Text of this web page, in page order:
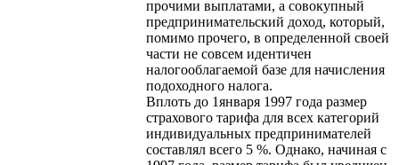
прочими выплатами, а совокупный
предпринимательский доход, который,
помимо прочего, в определенной своей
части не совсем идентичен
налогооблагаемой базе для начисления
подоходного налога.
Вплоть до 1января 1997 года размер
страхового тарифа для всех категорий
индивидуальных предпринимателей
составлял всего 5 %. Однако, начиная с